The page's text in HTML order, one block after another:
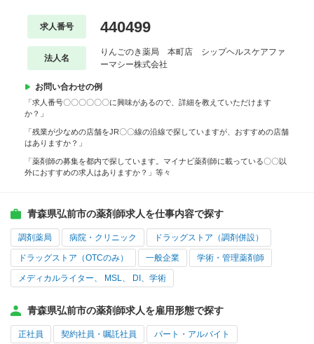
求人番号 440499
法人名
りんごのき薬局 本町店 シップヘルスケアファ
ーマシー株式会社
お問い合わせの例
「求人番号〇〇〇〇〇〇に興味があるので、詳細を教えていただけます
か？」
「残業が少なめの店舗をJR〇〇線の沿線で探していますが、おすすめの店舗
はありますか？」
「薬剤師の募集を都内で探しています。マイナビ薬剤師に載っている〇〇以
外におすすめの求人はありますか？」等々
青森県弘前市の薬剤師求人を仕事内容で探す
調剤薬局 病院・クリニック ドラッグストア（調剤併設）
ドラッグストア（OTCのみ） 一般企業 学術・管理薬剤師
メディカルライター、 MSL、 DI、学術
青森県弘前市の薬剤師求人を雇用形態で探す
正社員 契約社員・嘱託社員 パート・アルバイト